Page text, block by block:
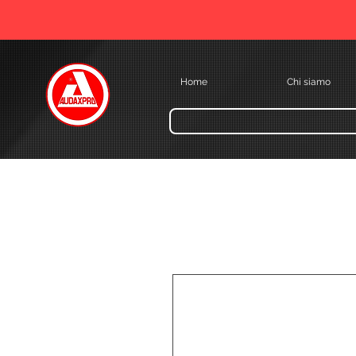
Home Chi siamo